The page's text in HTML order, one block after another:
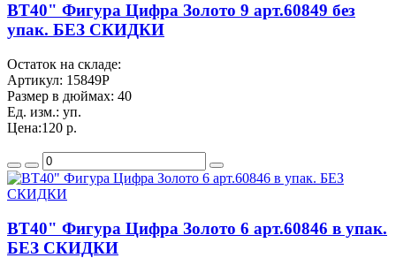
BT40" Фигура Цифра Золото 9 арт.60849 без
упак. БЕЗ СКИДКИ
Остаток на складе:
Артикул: 15849Р
Размер в дюймах: 40
Ед. изм.: уп.
Цена:120 р.
BT40" Фигура Цифра Золото 6 арт.60846 в упак.
БЕЗ СКИДКИ